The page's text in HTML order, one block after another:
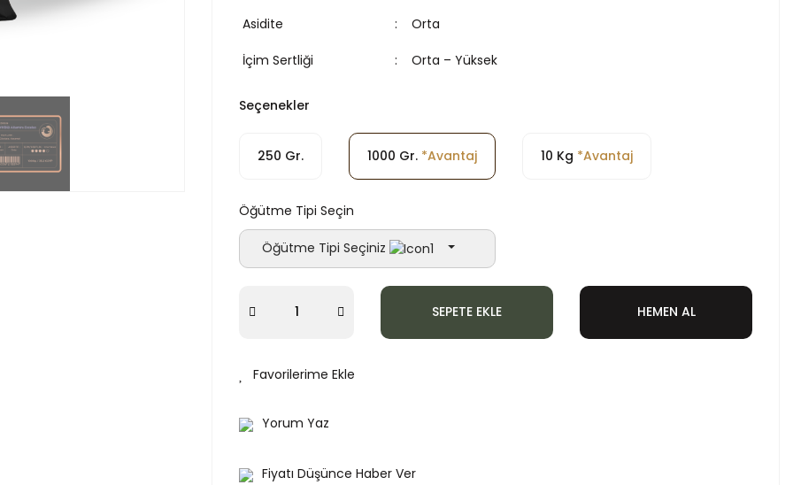
Asidite Orta
İçim Sertliği Orta – Yüksek
Seçenekler
250 Gr. 1000 Gr. *Avantaj 10 Kg *Avantaj
Öğütme Tipi Seçin
Öğütme Tipi Seçiniz
SEPETE EKLE HEMEN AL
Yorum Yaz
Fiyatı Düşünce Haber Ver